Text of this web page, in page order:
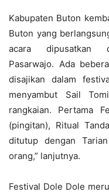
Kabupaten Buton
Buton yang
acara dipusatkan
Pasarwajo. Ada
disajikan dalam
menyambut Sail
rangkaian. Pertama
(pingitan), Ritual
ditutup dengan
orang,” lanjutnya.
Festival Dole Dole